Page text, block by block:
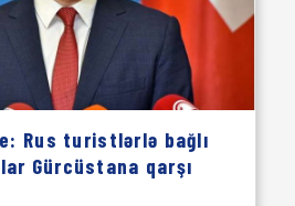
Rus turistlərlə bağlı
Gürcüstana qarşı